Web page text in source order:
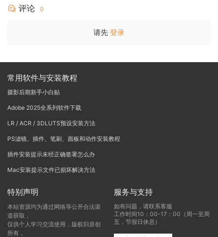
评论 0
请先 登录
常用软件与安装教程
摄影后期新手小白贴
Adobe 2025全系列软件下载
LR / ACR / 3DLUTS预设安装方法
PS滤镜、插件、笔刷、面板和动作安装教程
插件安装提示未经正确签署怎么办
Mac安装提示文件已损坏解决方法
特别声明
本站资源均为通过网络等公开合法渠
道获取，
仅供个人学习交流使用，版权归原创
所有，
服务与支持
如有问题，请联系客服
工作时间10：00-17：00（周一至周
五，节假日休息）